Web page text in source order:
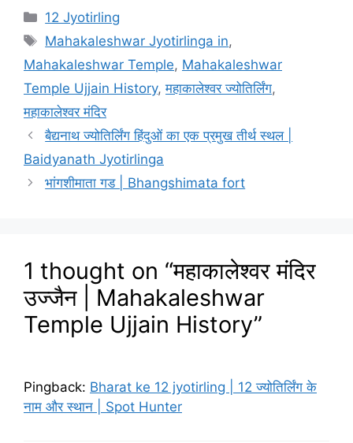
Categories
12 Jyotirling
Tags
Mahakaleshwar Jyotirlinga in,
Mahakaleshwar Temple, Mahakaleshwar
Temple Ujjain History,महाकालेश्वर ज्योतिर्लिंग,
महाकालेश्वर मंदिर
बैद्यनाथ ज्योतिर्लिंग हिंदुओं का एक प्रमुख तीर्थ स्थल |
Baidyanath Jyotirlinga
भांगशीमाता गड | Bhangshimata fort
1 thought on “महाकालेश्वर मंदिर
उज्जैन | Mahakaleshwar
Temple Ujjain History”
Pingback: Bharat ke 12 jyotirling | 12 ज्योतिर्लिंग के
नाम और स्थान | Spot Hunter